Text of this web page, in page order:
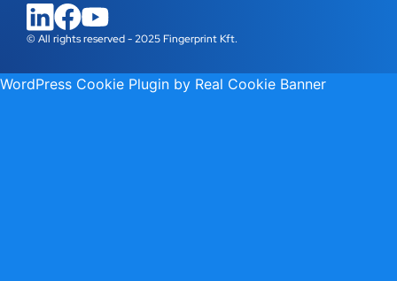
© All rights reserved - 2025 Fingerprint Kft.
WordPress Cookie Plugin by Real Cookie Banner